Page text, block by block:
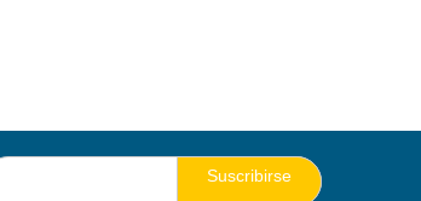
Suscribirse